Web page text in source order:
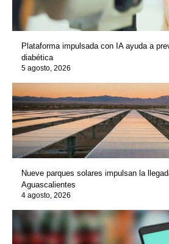
Plataforma impulsada con IA ayuda a
diabética
5 agosto, 2026
Nueve parques solares impulsan la
Aguascalientes
4 agosto, 2026